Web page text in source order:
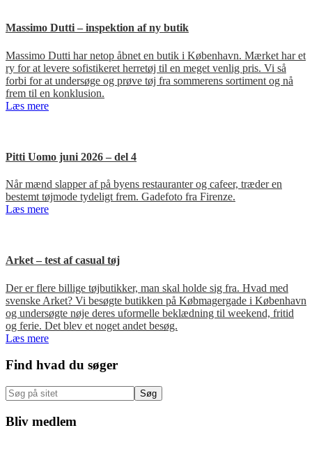
Massimo Dutti – inspektion af ny butik
Massimo Dutti har netop åbnet en butik i København. Mærket har et
ry for at levere sofistikeret herretøj til en meget venlig pris. Vi så
forbi for at undersøge og prøve tøj fra sommerens sortiment og nå
frem til en konklusion.
Læs mere
Pitti Uomo juni 2026 – del 4
Når mænd slapper af på byens restauranter og cafeer, træder en
bestemt tøjmode tydeligt frem. Gadefoto fra Firenze.
Læs mere
Arket – test af casual tøj
Der er flere billige tøjbutikker, man skal holde sig fra. Hvad med
svenske Arket? Vi besøgte butikken på Købmagergade i København
og undersøgte nøje deres uformelle beklædning til weekend, fritid
og ferie. Det blev et noget andet besøg.
Læs mere
Primær
Sidebar
Find hvad du søger
Søg
på
sitet
Bliv medlem